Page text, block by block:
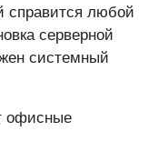
справится любой
серверной
системный
офисные